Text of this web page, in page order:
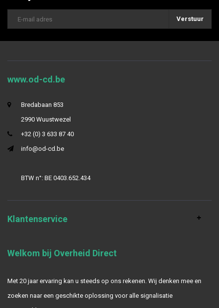
Verstuur
www.od-cd.be
Bredabaan 853
2990 Wuustwezel
+32 (0) 3 633 87 40
info@od-cd.be
BTW n°: BE 0403.652.434
Klantenservice
Welkom bij Overheid Direct
Met 20 jaar ervaring kan u steeds op ons rekenen. Wij denken mee en
zoeken naar een geschikte oplossing voor alle signalisatie